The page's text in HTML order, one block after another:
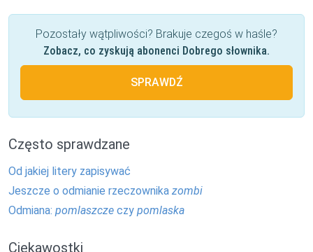
Pozostały wątpliwości? Brakuje czegoś w haśle?
Zobacz, co zyskują abonenci Dobrego słownika.
SPRAWDŹ
Często sprawdzane
Od jakiej litery zapisywać
Jeszcze o odmianie rzeczownika zombi
Odmiana: pomlaszcze czy pomlaska
Ciekawostki